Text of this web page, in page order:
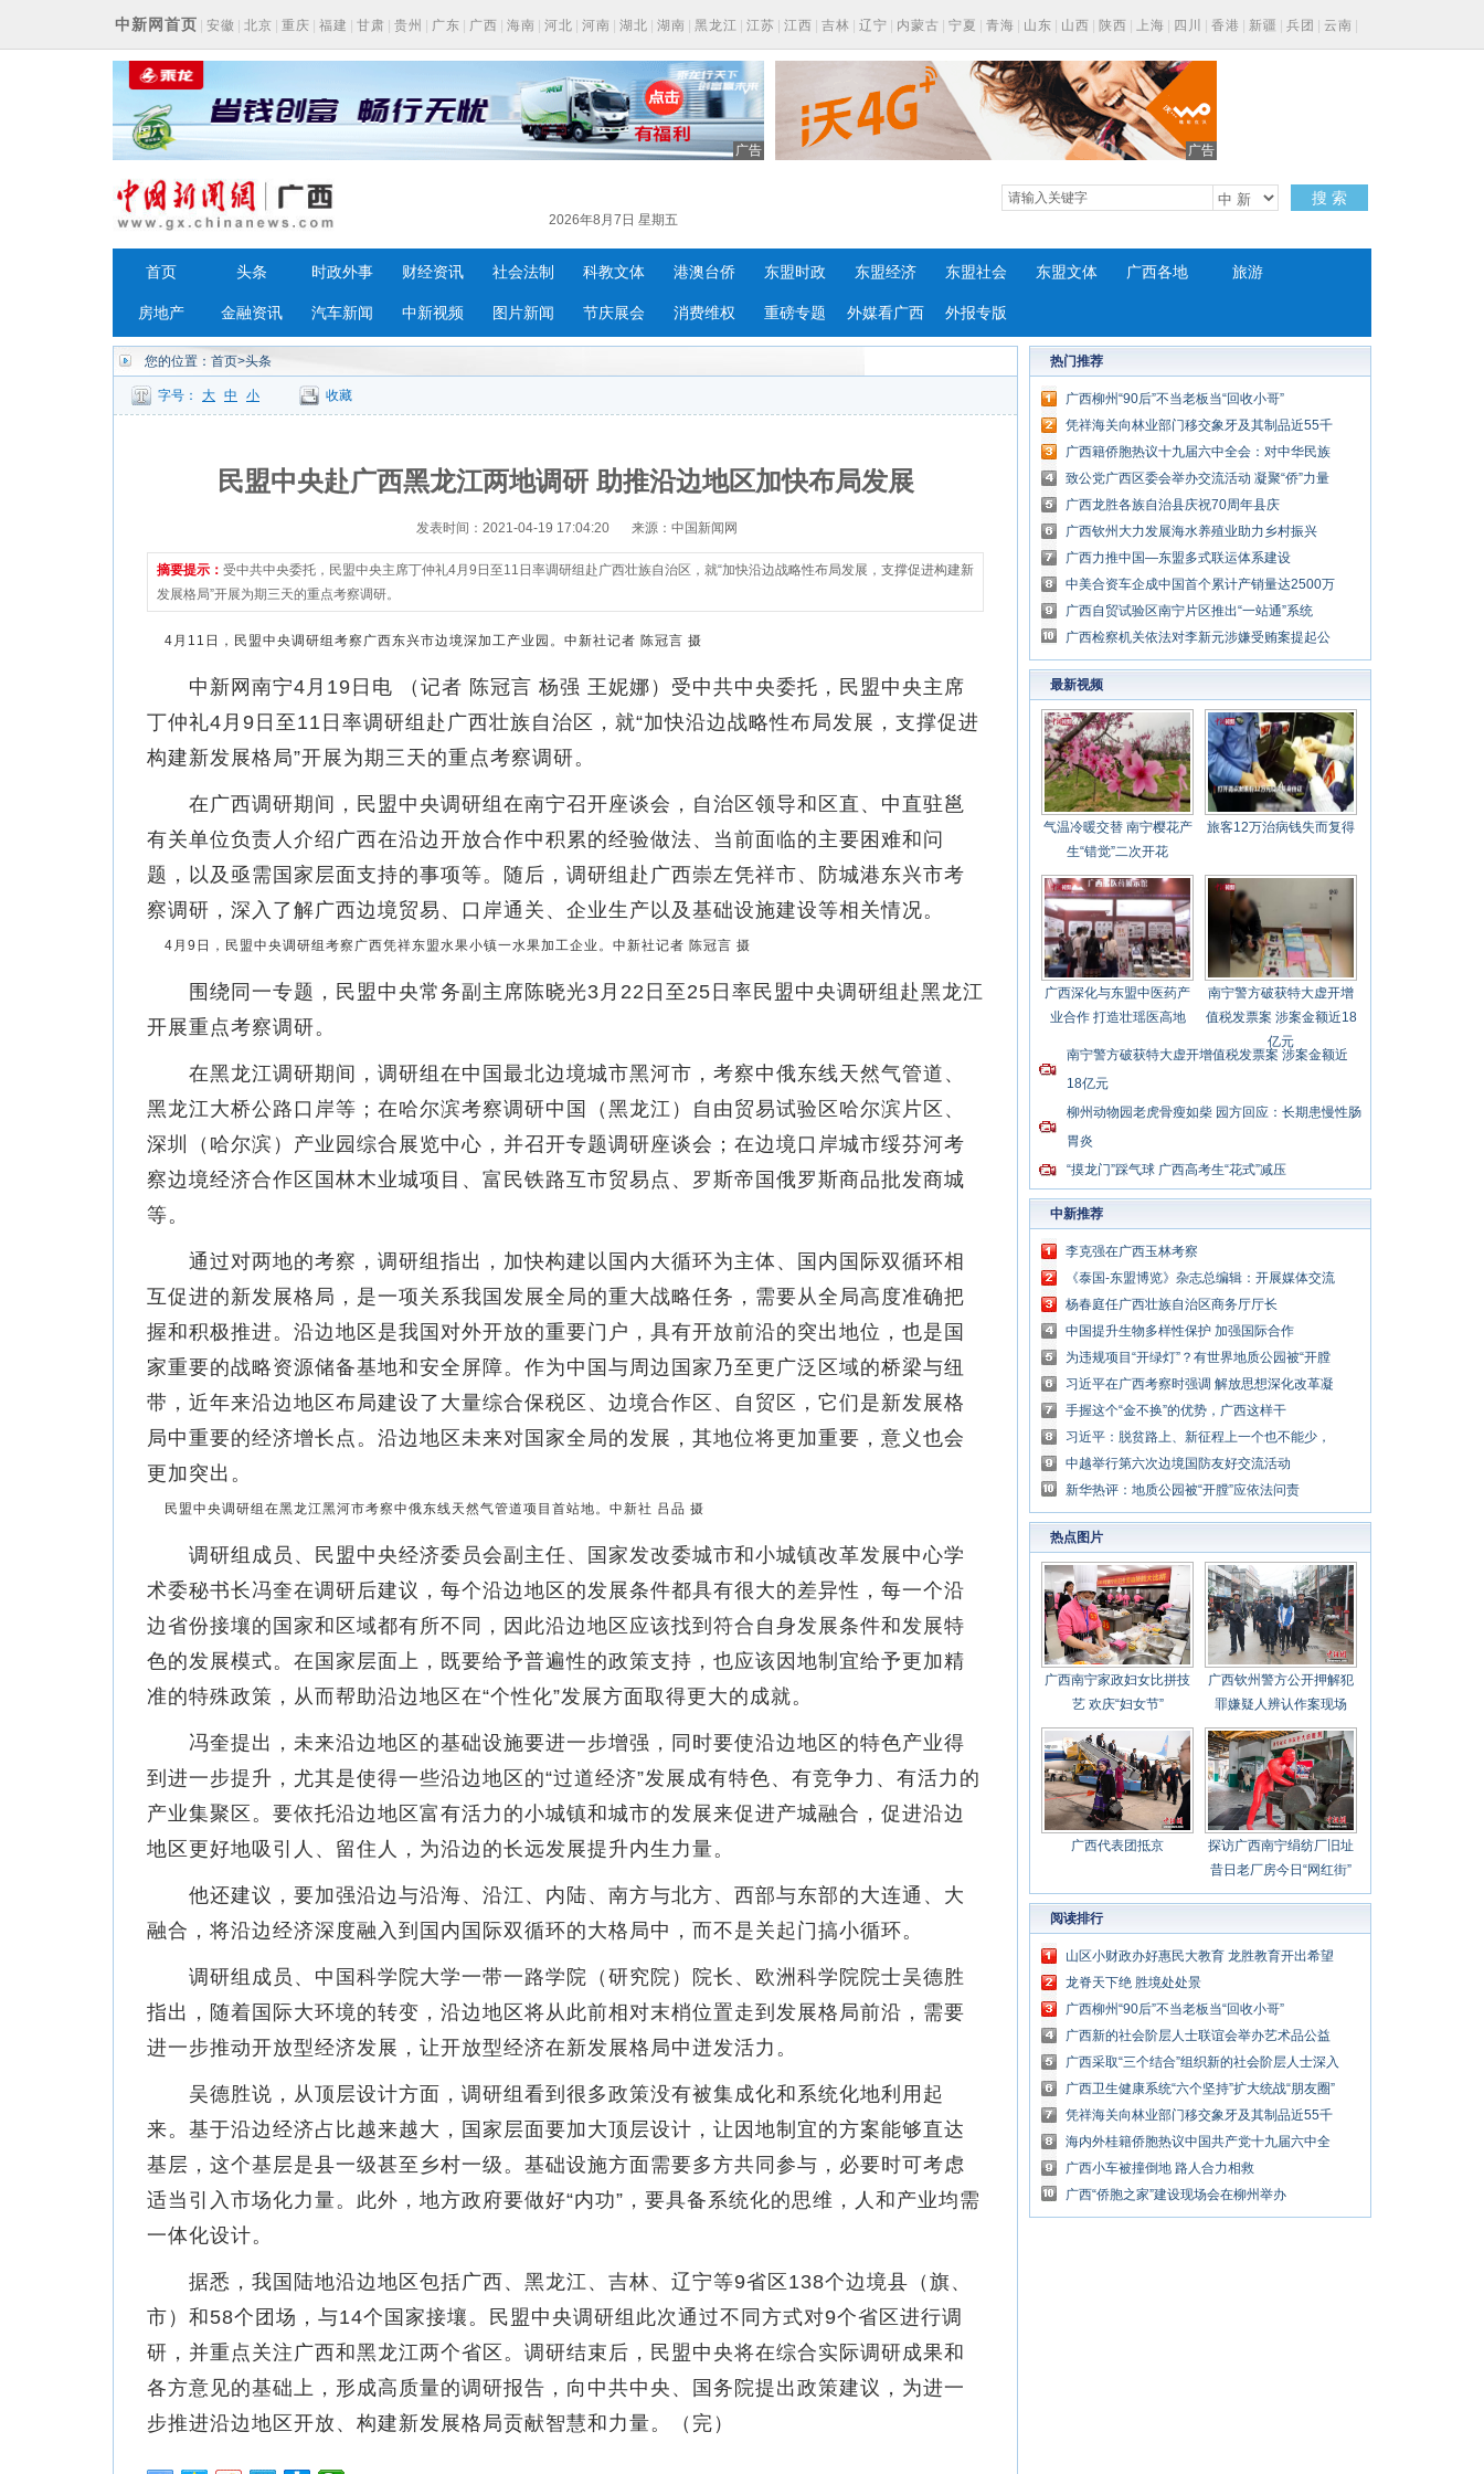
中新网首页 安徽 北京 重庆 福建 甘肃 贵州 广东 广西 海南 河北 河南 湖北 湖南 黑龙江 江苏 江西 吉林 辽宁 内蒙古 宁夏 青海 山东 山西 陕西 上海 四川 香港 新疆 兵团 云南
浙江
广告 广告
2026年8月7日 星期五
搜 索
首页 头条 时政外事 财经资讯 社会法制 科教文体 港澳台侨 东盟时政 东盟经济 东盟社会 东盟文体 广西各地 旅游
房地产 金融资讯 汽车新闻 中新视频 图片新闻 节庆展会 消费维权 重磅专题 外媒看广西 外报专版
您的位置： 首页>头条
字号： 大 中 小 收藏
民盟中央赴广西黑龙江两地调研 助推沿边地区加快布局发展
发表时间：2021-04-19 17:04:20 来源：中国新闻网
摘要提示： 受中共中央委托，民盟中央主席丁仲礼4月9日至11日率调研组赴广西壮族自治区，就“加快沿边战略性布局发展，支撑促进构建新
发展格局”开展为期三天的重点考察调研。
4月11日，民盟中央调研组考察广西东兴市边境深加工产业园。中新社记者 陈冠言 摄
中新网南宁4月19日电 （记者 陈冠言 杨强 王妮娜）受中共中央委托，民盟中央主席
丁仲礼4月9日至11日率调研组赴广西壮族自治区，就“加快沿边战略性布局发展，支撑促进
构建新发展格局”开展为期三天的重点考察调研。
在广西调研期间，民盟中央调研组在南宁召开座谈会，自治区领导和区直、中直驻邕
有关单位负责人介绍广西在沿边开放合作中积累的经验做法、当前面临的主要困难和问
题，以及亟需国家层面支持的事项等。随后，调研组赴广西崇左凭祥市、防城港东兴市考
察调研，深入了解广西边境贸易、口岸通关、企业生产以及基础设施建设等相关情况。
4月9日，民盟中央调研组考察广西凭祥东盟水果小镇一水果加工企业。中新社记者 陈冠言 摄
围绕同一专题，民盟中央常务副主席陈晓光3月22日至25日率民盟中央调研组赴黑龙江
开展重点考察调研。
在黑龙江调研期间，调研组在中国最北边境城市黑河市，考察中俄东线天然气管道、
黑龙江大桥公路口岸等；在哈尔滨考察调研中国（黑龙江）自由贸易试验区哈尔滨片区、
深圳（哈尔滨）产业园综合展览中心，并召开专题调研座谈会；在边境口岸城市绥芬河考
察边境经济合作区国林木业城项目、富民铁路互市贸易点、罗斯帝国俄罗斯商品批发商城
等。
通过对两地的考察，调研组指出，加快构建以国内大循环为主体、国内国际双循环相
互促进的新发展格局，是一项关系我国发展全局的重大战略任务，需要从全局高度准确把
握和积极推进。沿边地区是我国对外开放的重要门户，具有开放前沿的突出地位，也是国
家重要的战略资源储备基地和安全屏障。作为中国与周边国家乃至更广泛区域的桥梁与纽
带，近年来沿边地区布局建设了大量综合保税区、边境合作区、自贸区，它们是新发展格
局中重要的经济增长点。沿边地区未来对国家全局的发展，其地位将更加重要，意义也会
更加突出。
民盟中央调研组在黑龙江黑河市考察中俄东线天然气管道项目首站地。中新社 吕品 摄
调研组成员、民盟中央经济委员会副主任、国家发改委城市和小城镇改革发展中心学
术委秘书长冯奎在调研后建议，每个沿边地区的发展条件都具有很大的差异性，每一个沿
边省份接壤的国家和区域都有所不同，因此沿边地区应该找到符合自身发展条件和发展特
色的发展模式。在国家层面上，既要给予普遍性的政策支持，也应该因地制宜给予更加精
准的特殊政策，从而帮助沿边地区在“个性化”发展方面取得更大的成就。
冯奎提出，未来沿边地区的基础设施要进一步增强，同时要使沿边地区的特色产业得
到进一步提升，尤其是使得一些沿边地区的“过道经济”发展成有特色、有竞争力、有活力的
产业集聚区。要依托沿边地区富有活力的小城镇和城市的发展来促进产城融合，促进沿边
地区更好地吸引人、留住人，为沿边的长远发展提升内生力量。
他还建议，要加强沿边与沿海、沿江、内陆、南方与北方、西部与东部的大连通、大
融合，将沿边经济深度融入到国内国际双循环的大格局中，而不是关起门搞小循环。
调研组成员、中国科学院大学一带一路学院（研究院）院长、欧洲科学院院士吴德胜
指出，随着国际大环境的转变，沿边地区将从此前相对末梢位置走到发展格局前沿，需要
进一步推动开放型经济发展，让开放型经济在新发展格局中迸发活力。
吴德胜说，从顶层设计方面，调研组看到很多政策没有被集成化和系统化地利用起
来。基于沿边经济占比越来越大，国家层面要加大顶层设计，让因地制宜的方案能够直达
基层，这个基层是县一级甚至乡村一级。基础设施方面需要多方共同参与，必要时可考虑
适当引入市场化力量。此外，地方政府要做好“内功”，要具备系统化的思维，人和产业均需
一体化设计。
据悉，我国陆地沿边地区包括广西、黑龙江、吉林、辽宁等9省区138个边境县（旗、
市）和58个团场，与14个国家接壤。民盟中央调研组此次通过不同方式对9个省区进行调
研，并重点关注广西和黑龙江两个省区。调研结束后，民盟中央将在综合实际调研成果和
各方意见的基础上，形成高质量的调研报告，向中共中央、国务院提出政策建议，为进一
步推进沿边地区开放、构建新发展格局贡献智慧和力量。（完）
热门推荐
广西柳州“90后”不当老板当“回收小哥”
凭祥海关向林业部门移交象牙及其制品近55千
克
广西籍侨胞热议十九届六中全会：对中华民族
实现伟大复兴充满期待
致公党广西区委会举办交流活动 凝聚“侨”力量
共谋发展
广西龙胜各族自治县庆祝70周年县庆
广西钦州大力发展海水养殖业助力乡村振兴
广西力推中国—东盟多式联运体系建设
中美合资车企成中国首个累计产销量达2500万
辆的单一车企
广西自贸试验区南宁片区推出“一站通”系统
广西检察机关依法对李新元涉嫌受贿案提起公
诉
最新视频
气温冷暖交替 南宁樱花产
生“错觉”二次开花
旅客12万治病钱失而复得
广西深化与东盟中医药产
业合作 打造壮瑶医高地
南宁警方破获特大虚开增
值税发票案 涉案金额近18
亿元
南宁警方破获特大虚开增值税发票案 涉案金额近
18亿元
柳州动物园老虎骨瘦如柴 园方回应：长期患慢性肠
胃炎
“摸龙门”踩气球 广西高考生“花式”减压
中新推荐
李克强在广西玉林考察
《泰国-东盟博览》杂志总编辑：开展媒体交流
讲好中国与东盟合作故事
杨春庭任广西壮族自治区商务厅厅长
中国提升生物多样性保护 加强国际合作
为违规项目“开绿灯”？有世界地质公园被“开膛
破肚”
习近平在广西考察时强调 解放思想深化改革凝
心聚力担当实干 建设新时代中国特色社会主义
壮美
手握这个“金不换”的优势，广西这样干
习近平：脱贫路上、新征程上一个也不能少，
中国共产党说话算数
中越举行第六次边境国防友好交流活动
新华热评：地质公园被“开膛”应依法问责
热点图片
广西南宁家政妇女比拼技
艺 欢庆“妇女节”
广西钦州警方公开押解犯
罪嫌疑人辨认作案现场
广西代表团抵京
探访广西南宁绢纺厂旧址
昔日老厂房今日“网红街”
阅读排行
山区小财政办好惠民大教育 龙胜教育开出希望
之花
龙脊天下绝 胜境处处景
广西柳州“90后”不当老板当“回收小哥”
广西新的社会阶层人士联谊会举办艺术品公益
慈善拍卖会
广西采取“三个结合”组织新的社会阶层人士深入
开展庆祝建党百年主题教育活动
广西卫生健康系统“六个坚持”扩大统战“朋友圈”
凭祥海关向林业部门移交象牙及其制品近55千
克
海内外桂籍侨胞热议中国共产党十九届六中全
会精神
广西小车被撞倒地 路人合力相救
广西“侨胞之家”建设现场会在柳州举办